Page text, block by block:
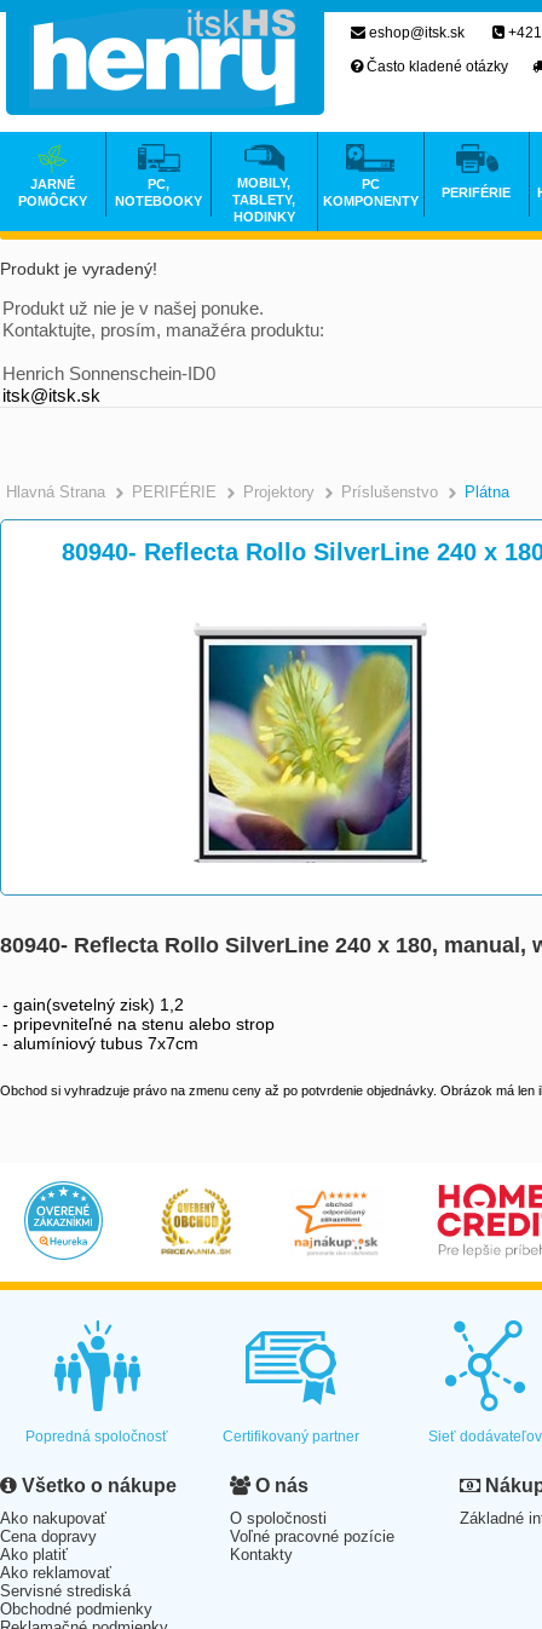
Produkt je vyradený!
Produkt už nie je v našej ponuke.
Kontaktujte, prosím, manažéra produktu:
Henrich Sonnenschein-ID0
itsk@itsk.sk
Hlavná Strana >
PERIFÉRIE >
Projektory >
Príslušenstvo Plátna
80940- Reflecta Rollo SilverLine 240 x
80940- Reflecta Rollo SilverLine 240 x 180, manual,
- gain(svetelný zisk) 1,2
- pripevniteľné na stenu alebo strop
- alumíniový tubus 7x7cm
Obchod si vyhradzuje právo na zmenu ceny až po potvrdenie objednávky. Obrázok má len
eshop@itsk.sk
Často kladené otázky
JARNÉ
POMÔCKY
PC,
NOTEBOOKY
MOBILY,
TABLETY,
HODINKY
PC
KOMPONENTY
PERIFÉRIE
Popredná spoločnosť Certifikovaný partner Sieť dodávateľov
Všetko o nákupe
Ako nakupovať
Cena dopravy
Ako platiť
Ako reklamovať
Servisné strediská
Obchodné podmienky
O nás
O spoločnosti
Voľné pracovné pozície
Kontakty
Základné